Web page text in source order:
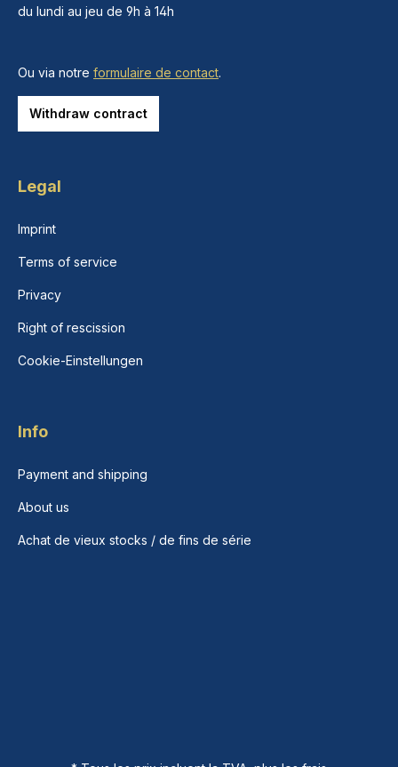
du lundi au jeu de 9h à 14h
Ou via notre formulaire de contact.
Withdraw contract
Legal
Imprint
Terms of service
Privacy
Right of rescission
Cookie-Einstellungen
Info
Payment and shipping
About us
Achat de vieux stocks / de fins de série